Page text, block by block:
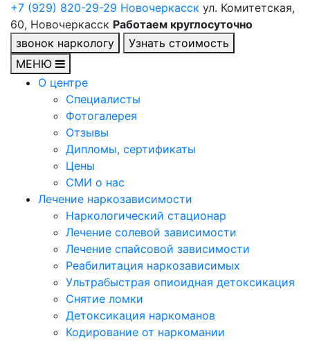
+7 (929) 820-29-29 Новочеркасск ул. Комитетская,
60, Новочеркасск Работаем круглосуточно
звонок наркологу
Узнать стоимость
МЕНЮ
О центре
Специалисты
Фотогалерея
Отзывы
Дипломы, сертификаты
Цены
СМИ о нас
Лечение наркозависимости
Наркологический стационар
Лечение солевой зависимости
Лечение спайсовой зависимости
Реабилитация наркозависимых
Ультрабыстрая опиоидная детоксикация
Снятие ломки
Детоксикация наркоманов
Кодирование от наркомании